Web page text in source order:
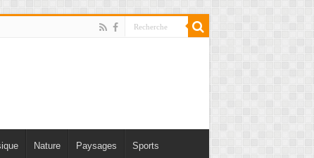
Nature Paysages Sports